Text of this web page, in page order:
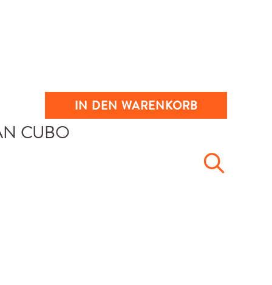
IN DEN WARENKORB